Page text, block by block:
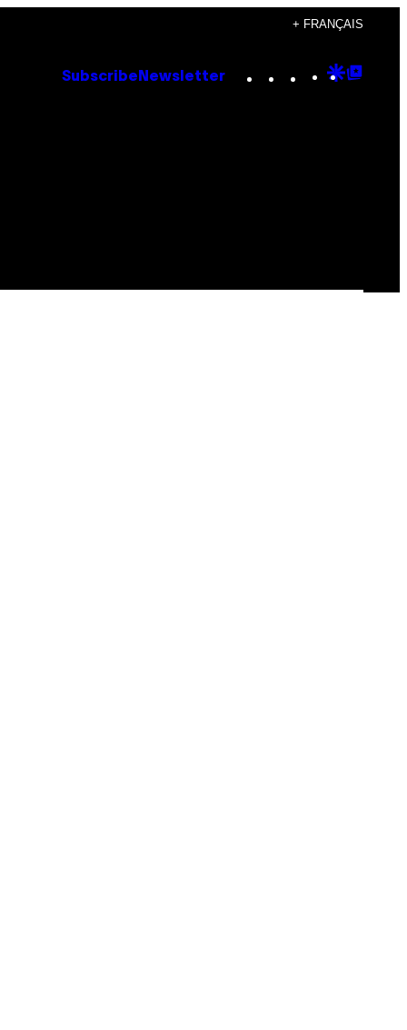
+ FRANÇAIS
Subscribe Newsletter Instagram
TikTok
YouTube
Google